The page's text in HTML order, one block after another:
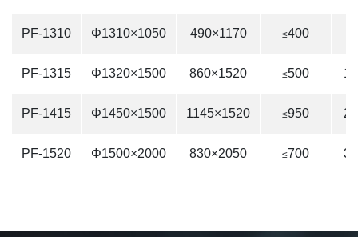
PF-1310 Φ1310×1050 490×1170 ≤400
PF-1315 Φ1320×1500 860×1520 ≤500
PF-1415 Φ1450×1500 1145×1520 ≤950
PF-1520 Φ1500×2000 830×2050 ≤700